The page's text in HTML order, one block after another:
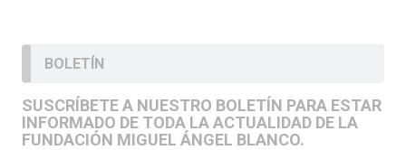
BOLETÍN
SUSCRÍBETE A NUESTRO BOLETÍN PARA ESTAR
INFORMADO DE TODA LA ACTUALIDAD DE LA
FUNDACIÓN MIGUEL ÁNGEL BLANCO.